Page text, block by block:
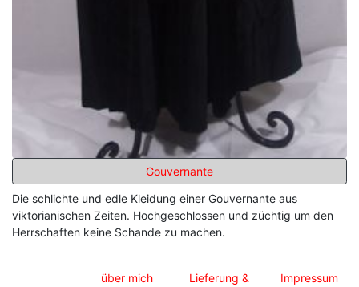
Gouvernante
Die schlichte und edle Kleidung einer Gouvernante aus
viktorianischen Zeiten. Hochgeschlossen und züchtig um den
Herrschaften keine Schande zu machen.
über mich
Lieferung &
Impressum